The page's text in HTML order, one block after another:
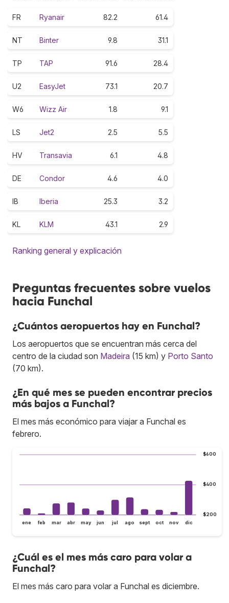
FR Ryanair 82.2 61.4
NT Binter 9.8 31.1
TP TAP 91.6 28.4
U2 EasyJet 73.1 20.7
W6 Wizz Air 1.8 9.1
LS Jet2 2.5 5.5
HV Transavia 6.1 4.8
DE Condor 4.6 4.0
IB Iberia 25.3 3.2
KL KLM 43.1 2.9
Ranking general y explicación
Preguntas frecuentes sobre vuelos
hacia Funchal
¿Cuántos aeropuertos hay en Funchal?
Los aeropuertos que se encuentran más cerca del
centro de la ciudad son Madeira (15 km) y Porto Santo
(70 km).
¿En qué mes se pueden encontrar precios
más bajos a Funchal?
El mes más económico para viajar a Funchal es
febrero.
$200
$400
$600
ene feb mar abr may jun jul ago sept oct nov dic
¿Cuál es el mes más caro para volar a
Funchal?
El mes más caro para volar a Funchal es diciembre.